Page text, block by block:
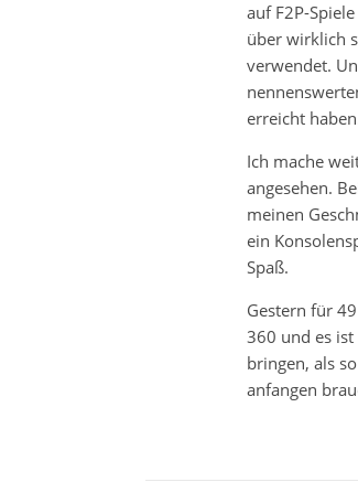
auf F2P-
über wirklich
verwendet.
erreicht
Ich mache
angesehen.
meinen
ein
Spaß.
Gestern für
360 und es
bringen, als
anfangen